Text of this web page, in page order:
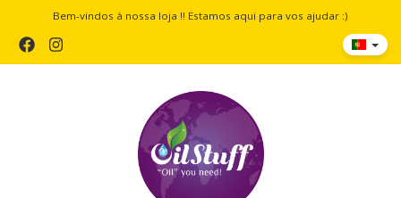
Bem-vindos à nossa loja !! Estamos aqui para vos ajudar :)